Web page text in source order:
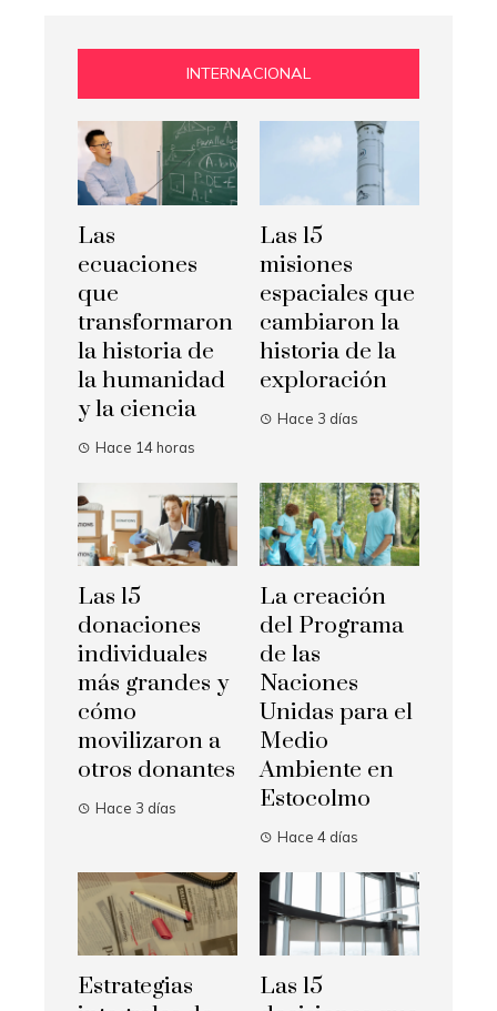
INTERNACIONAL
Las
ecuaciones
que
transformaron
la historia de
la humanidad
y la ciencia
Hace 14 horas
Las 15
misiones
espaciales que
cambiaron la
historia de la
exploración
Hace 3 días
Las 15
donaciones
individuales
más grandes y
cómo
movilizaron a
otros donantes
Hace 3 días
La creación
del Programa
de las
Naciones
Unidas para el
Medio
Ambiente en
Estocolmo
Hace 4 días
Estrategias
Las 15